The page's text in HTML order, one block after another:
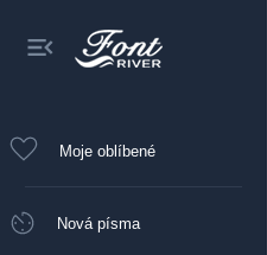
Moje oblíbené
Nová písma